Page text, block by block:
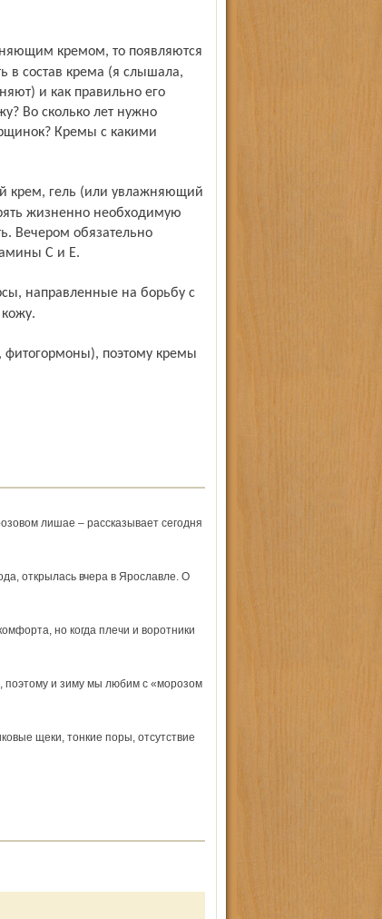
в состав крема (я слышала,
и как правильно его
Во сколько лет нужно
Кремы с какими
жизненно необходимую
Вечером обязательно
С и Е.
лишае – рассказывает сегодня
открылась вчера в Ярославле. О
но когда плечи и воротники
поэтому и зиму мы любим с «морозом
щеки, тонкие поры, отсутствие